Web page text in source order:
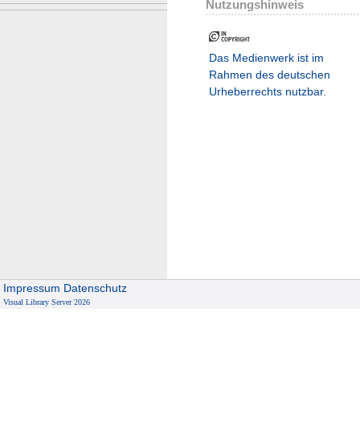
Nutzungshinweis
Das Medienwerk ist im
Rahmen des deutschen
Urheberrechts nutzbar.
Impressum Datenschutz
Visual Library Server 2026